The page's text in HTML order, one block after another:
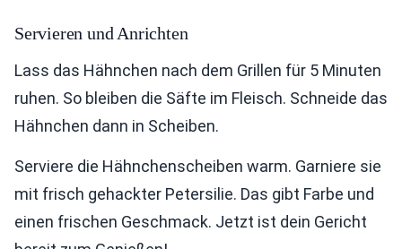
Servieren und Anrichten
Lass das Hähnchen nach dem Grillen für 5 Minuten
ruhen. So bleiben die Säfte im Fleisch. Schneide das
Hähnchen dann in Scheiben.
Serviere die Hähnchenscheiben warm. Garniere sie
mit frisch gehackter Petersilie. Das gibt Farbe und
einen frischen Geschmack. Jetzt ist dein Gericht